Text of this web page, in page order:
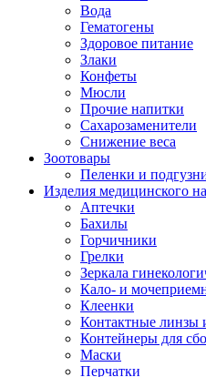
Вода
Гематогены
Здоровое питание
Злаки
Конфеты
Мюсли
Прочие напитки
Сахарозаменители
Снижение веса
Зоотовары
Пеленки и
Изделия медицинского
Аптечки
Бахилы
Горчичники
Грелки
Зеркала
Кало- и
Клеенки
Контактные линзы
Контейнеры для
Маски
Перчатки